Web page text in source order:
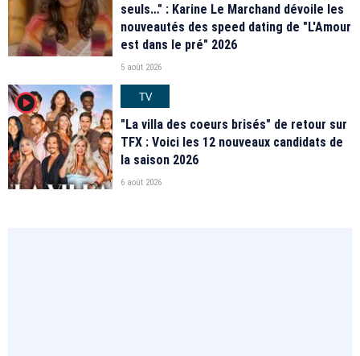
seuls…" : Karine Le Marchand dévoile les
nouveautés des speed dating de "L'Amour
est dans le pré" 2026
5 août 2026
player2
TV
"La villa des coeurs brisés" de retour sur
TFX : Voici les 12 nouveaux candidats de
la saison 2026
6 août 2026